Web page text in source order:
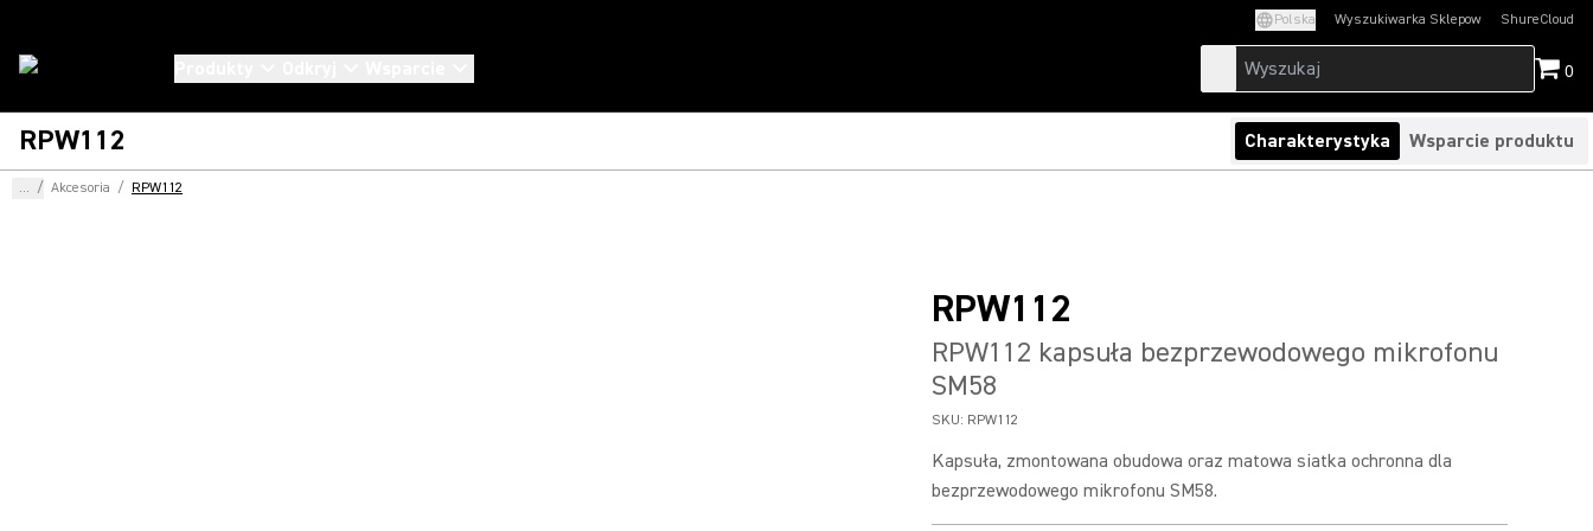
Polska Wyszukiwarka Sklepow ShureCloud
(Opens in a new
0
RPW112 Charakterystyka Wsparcie produktu
... / Akcesoria / RPW112
RPW112
RPW112 kapsuła bezprzewodowego mikrofonu
SM58
SKU: RPW112
Kapsuła, zmontowana obudowa oraz matowa siatka ochronna dla
bezprzewodowego mikrofonu SM58.